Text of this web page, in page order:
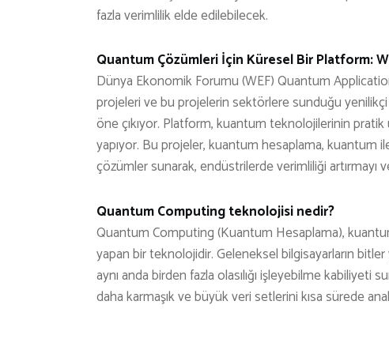
fazla verimlilik elde edilebilecek.
Quantum Çözümleri İçin Küresel Bir Platform:
Dünya Ekonomik Forumu (WEF) Quantum
projeleri ve bu projelerin sektörlere sunduğu
öne çıkıyor. Platform, kuantum teknolojilerinin
yapıyor. Bu projeler, kuantum hesaplama, kuantum
çözümler sunarak, endüstrilerde verimliliği artırmayı
Quantum Computing teknolojisi nedir?
Quantum Computing (Kuantum Hesaplama),
yapan bir teknolojidir. Geleneksel bilgisayarların
aynı anda birden fazla olasılığı işleyebilme
daha karmaşık ve büyük veri setlerini kısa sürede